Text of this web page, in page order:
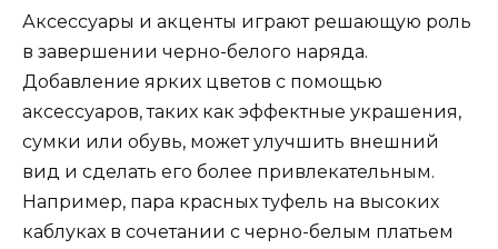
Аксессуары и акценты играют решающую роль
в завершении черно-белого наряда.
Добавление ярких цветов с помощью
аксессуаров, таких как эффектные украшения,
сумки или обувь, может улучшить внешний
вид и сделать его более привлекательным.
Например, пара красных туфель на высоких
каблуках в сочетании с черно-белым платьем